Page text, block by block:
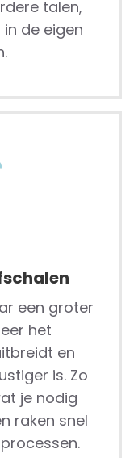
talen,
de eigen
een groter
het
en
is. Zo
je nodig
raken snel